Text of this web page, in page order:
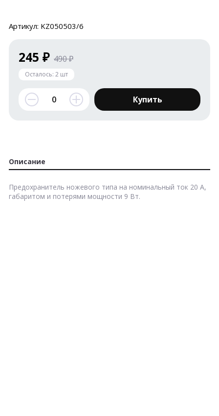
Артикул: KZ050503/6
245 ₽ 490 ₽
Осталось: 2 шт
Купить
Описание
Предохранитель ножевого типа на номинальный ток 20 А,
габаритом и потерями мощности 9 Вт.